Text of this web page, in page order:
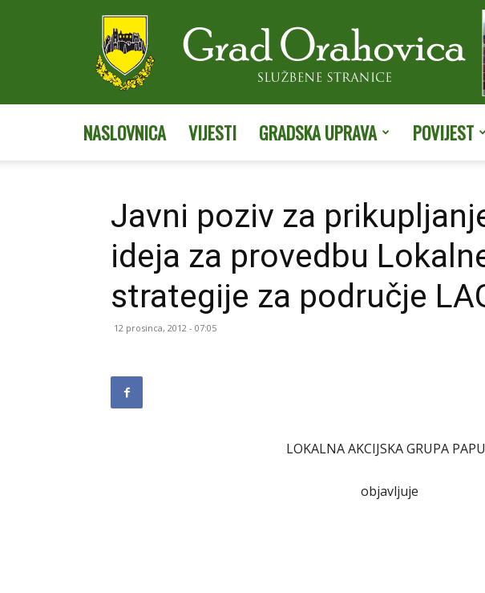
NASLOVNICA VIJESTI GRADSKA UPRAVA POVIJEST
Javni poziv za
ideja za provedbu
strategije za područje
12 prosinca, 2012 - 07:05
LOKALNA AKCIJSKA GRUPA
objavljuje